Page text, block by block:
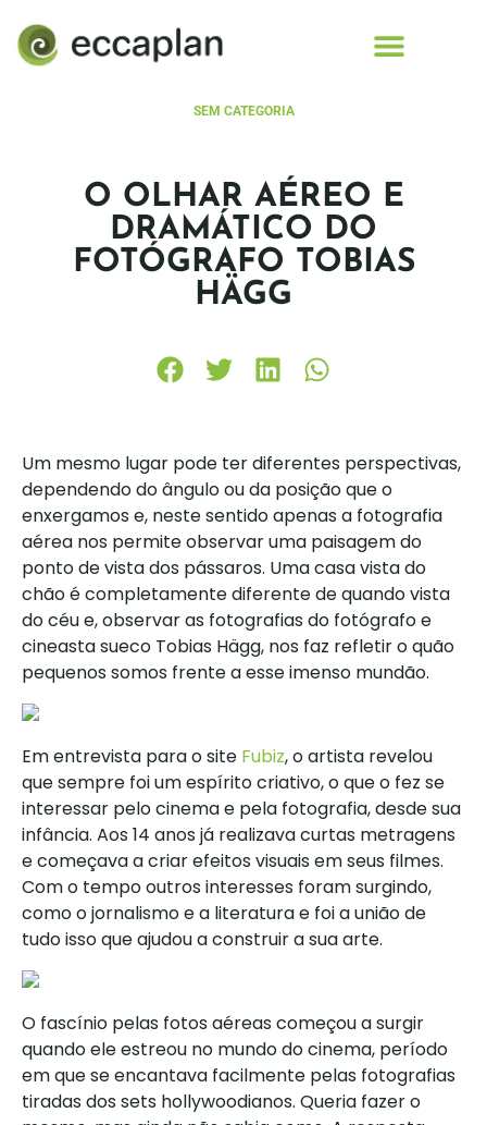
SEM CATEGORIA
O OLHAR AÉREO E
DRAMÁTICO DO
FOTÓGRAFO TOBIAS
HÄGG
Um mesmo lugar pode ter diferentes perspectivas,
dependendo do ângulo ou da posição que o
enxergamos e, neste sentido apenas a fotografia
aérea nos permite observar uma paisagem do
ponto de vista dos pássaros. Uma casa vista do
chão é completamente diferente de quando vista
do céu e, observar as fotografias do fotógrafo e
cineasta sueco Tobias Hägg, nos faz refletir o quão
pequenos somos frente a esse imenso mundão.
Em entrevista para o site Fubiz, o artista revelou
que sempre foi um espírito criativo, o que o fez se
interessar pelo cinema e pela fotografia, desde sua
infância. Aos 14 anos já realizava curtas metragens
e começava a criar efeitos visuais em seus filmes.
Com o tempo outros interesses foram surgindo,
como o jornalismo e a literatura e foi a união de
tudo isso que ajudou a construir a sua arte.
O fascínio pelas fotos aéreas começou a surgir
quando ele estreou no mundo do cinema, período
em que se encantava facilmente pelas fotografias
tiradas dos sets hollywoodianos. Queria fazer o